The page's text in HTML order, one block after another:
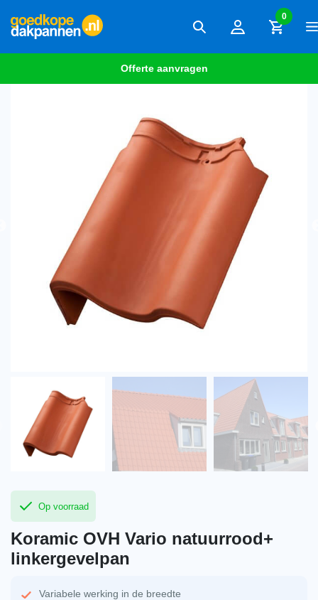
0
Offerte aanvragen
Op voorraad
Koramic OVH Vario natuurrood+
linkergevelpan
Variabele werking in de breedte